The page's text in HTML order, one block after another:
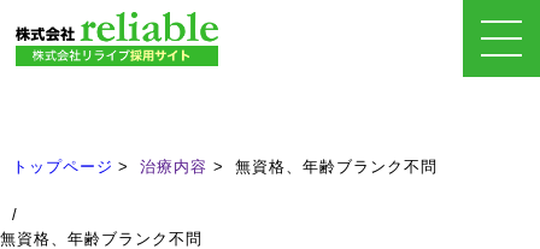
Treatment
トップページ 治療内容 無資格、年齢ブランク不問
/
無資格、年齢ブランク不問